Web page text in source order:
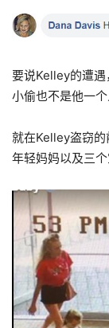
要说Kelley的遭遇
小偷也不是他一
就在Kelley盗窃的
年轻妈妈以及三个